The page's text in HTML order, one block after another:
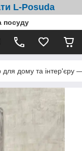
L-Posuda
посуду
для дому та інтер'єру